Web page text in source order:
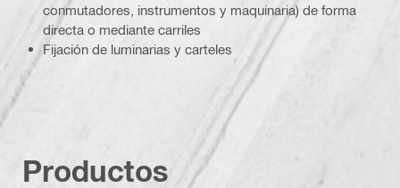
conmutadores, instrumentos y maquinaria) de forma
directa o mediante carriles
Fijación de luminarias y carteles
Productos